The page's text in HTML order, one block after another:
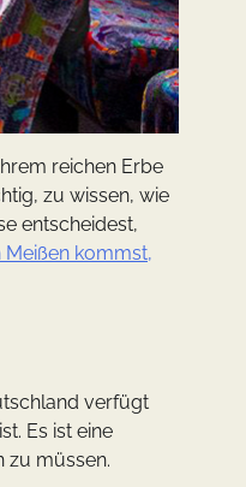
reichen Erbe
zu wissen, wie
entscheidest,
kommst,
verfügt
Es ist eine
zu müssen.